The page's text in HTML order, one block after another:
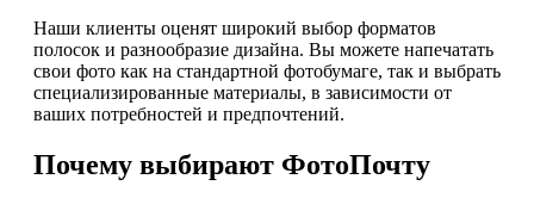
Наши клиенты оценят широкий выбор форматов
полосок и разнообразие дизайна. Вы можете напечатать
свои фото как на стандартной фотобумаге, так и выбрать
специализированные материалы, в зависимости от
ваших потребностей и предпочтений.
Почему выбирают ФотоПочту